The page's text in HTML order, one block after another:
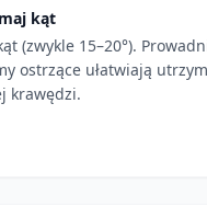
kąt
(zwykle 15–20°).
ostrzące ułatwiają
krawędzi.